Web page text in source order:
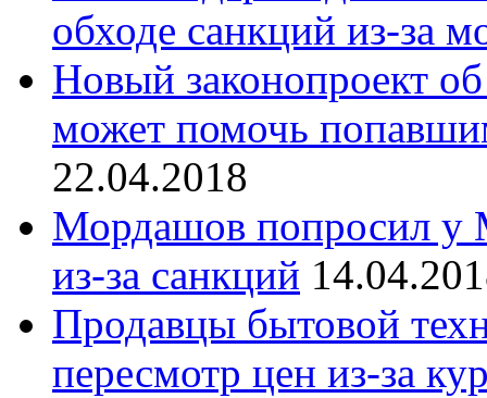
обходе санкций из-за
Новый законопроект
может помочь
22.04.2018
Мордашов попросил у
из-за санкций
Продавцы бытовой
пересмотр цен из-за